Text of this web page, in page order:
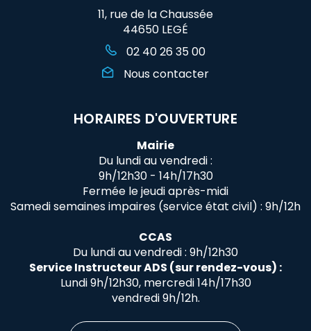
11, rue de la Chaussée
44650 LEGÉ
02 40 26 35 00
Nous contacter
HORAIRES D'OUVERTURE
Mairie
Du lundi au vendredi :
9h/12h30 - 14h/17h30
Fermée le jeudi après-midi
Samedi semaines impaires (service état civil) : 9h/12h
CCAS
Du lundi au vendredi : 9h/12h30
Service Instructeur ADS (sur rendez-vous) :
Lundi 9h/12h30, mercredi 14h/17h30
vendredi 9h/12h.